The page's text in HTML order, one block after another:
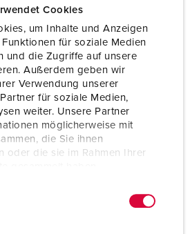
Cookies
um Inhalte und Anzeigen
für soziale Medien
und die Zugriffe auf unsere
Außerdem geben wir
Verwendung unserer
für soziale Medien,
weiter. Unsere Partner
möglicherweise mit
die Sie ihnen
oder die sie im Rahmen Ihrer
400 V
skrukontakt
standard
HET PRODUCT